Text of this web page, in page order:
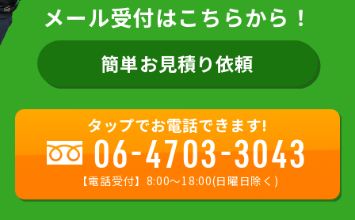
メール受付はこちらから！
簡単お見積り依頼
タップでお電話できます!
06-4703-3043
【電話受付】8:00〜18:00(日曜日除く)